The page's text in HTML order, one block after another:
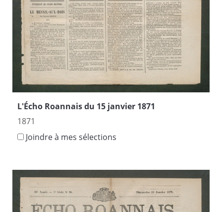
L'Écho Roannais du 15 janvier 1871
1871
Joindre à mes sélections